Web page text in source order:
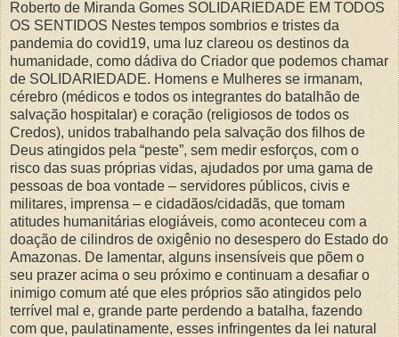
Roberto de Miranda Gomes SOLIDARIEDADE EM TODOS
OS SENTIDOS Nestes tempos sombrios e tristes da
pandemia do covid19, uma luz clareou os destinos da
humanidade, como dádiva do Criador que podemos chamar
de SOLIDARIEDADE. Homens e Mulheres se irmanam,
cérebro (médicos e todos os integrantes do batalhão de
salvação hospitalar) e coração (religiosos de todos os
Credos), unidos trabalhando pela salvação dos filhos de
Deus atingidos pela “peste”, sem medir esforços, com o
risco das suas próprias vidas, ajudados por uma gama de
pessoas de boa vontade – servidores públicos, civis e
militares, imprensa – e cidadãos/cidadãs, que tomam
atitudes humanitárias elogiáveis, como aconteceu com a
doação de cilindros de oxigênio no desespero do Estado do
Amazonas. De lamentar, alguns insensíveis que põem o
seu prazer acima o seu próximo e continuam a desafiar o
inimigo comum até que eles próprios são atingidos pelo
terrível mal e, grande parte perdendo a batalha, fazendo
com que, paulatinamente, esses infringentes da lei natural